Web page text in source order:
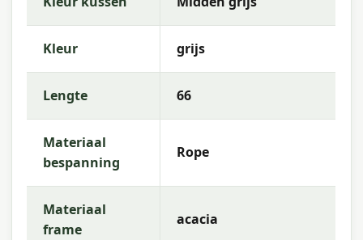
Kleur grijs
Lengte 66
Materiaal
bespanning
Rope
Materiaal
frame
acacia